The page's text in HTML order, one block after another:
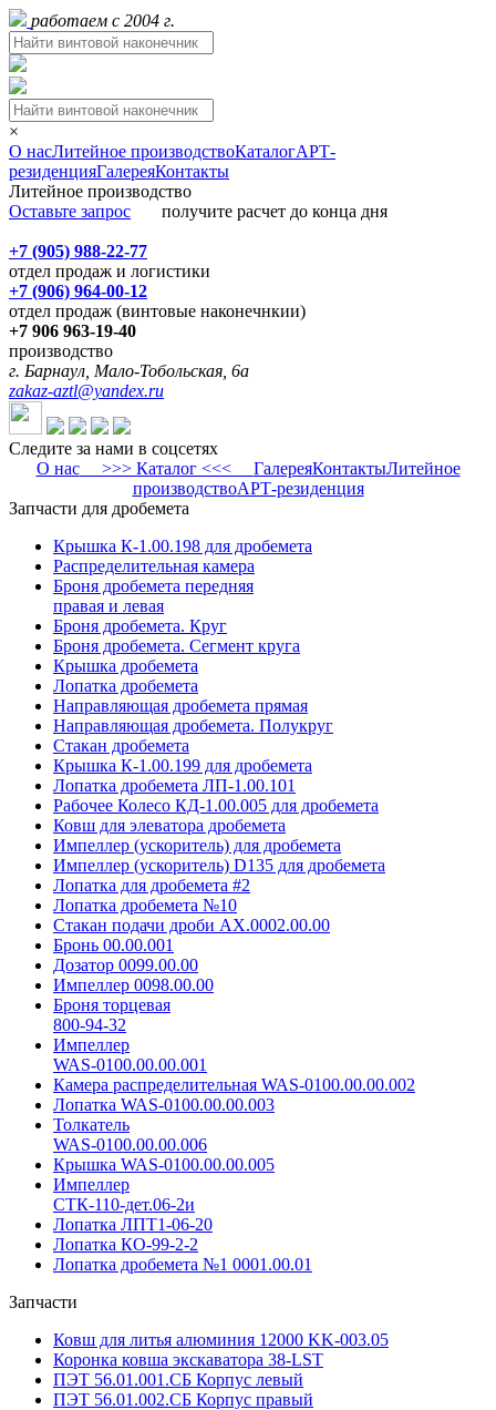
работаем с 2004 г.
×
О насЛитейное производствоКаталогАРТ-
резиденцияГалереяКонтакты
Литейное производство
Оставьте запрос получите расчет до конца дня
+7 (905) 988-22-77
отдел продаж и логистики
+7 (906) 964-00-12
отдел продаж (винтовые наконечнкии)
+7 906 963-19-40
производство
г. Барнаул, Мало-Тобольская, 6а
zakaz-aztl@yandex.ru
Следите за нами в соцсетях
О нас>>> Каталог <<< ГалереяКонтактыЛитейное
производствоАРТ-резиденция
Запчасти для дробемета
Крышка К-1.00.198 для дробемета
Распределительная камера
Броня дробемета передняя
правая и левая
Броня дробемета. Круг
Броня дробемета. Сегмент круга
Крышка дробемета
Лопатка дробемета
Направляющая дробемета прямая
Направляющая дробемета. Полукруг
Стакан дробемета
Крышка К-1.00.199 для дробемета
Лопатка дробемета ЛП-1.00.101
Рабочее Колесо КД-1.00.005 для дробемета
Ковш для элеватора дробемета
Импеллер (ускоритель) для дробемета
Импеллер (ускоритель) D135 для дробемета
Лопатка для дробемета #2
Лопатка дробемета №10
Стакан подачи дроби АХ.0002.00.00
Бронь 00.00.001
Дозатор 0099.00.00
Импеллер 0098.00.00
Броня торцевая
800-94-32
Импеллер
WAS-0100.00.00.001
Камера распределительная WAS-0100.00.00.002
Лопатка WAS-0100.00.00.003
Толкатель
WAS-0100.00.00.006
Крышка WAS-0100.00.00.005
Импеллер
СТК-110-дет.06-2и
Лопатка ЛПТ1-06-20
Лопатка КО-99-2-2
Лопатка дробемета №1 0001.00.01
Запчасти
Ковш для литья алюминия 12000 KK-003.05
Коронка ковша экскаватора 38-LST
ПЭТ 56.01.001.СБ Корпус левый
ПЭТ 56.01.002.СБ Корпус правый